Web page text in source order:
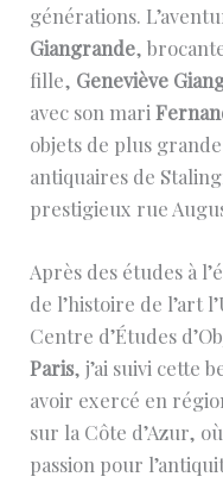
générations.
Giangrande,
fille, Geneviève
avec son mari
objets de plus
antiquaires de
prestigieux rue
Après des études à
de l’histoire de l’art
Centre d’Études
Paris, j’ai suivi cette
avoir exercé en
sur la Côte d’Azur,
passion pour